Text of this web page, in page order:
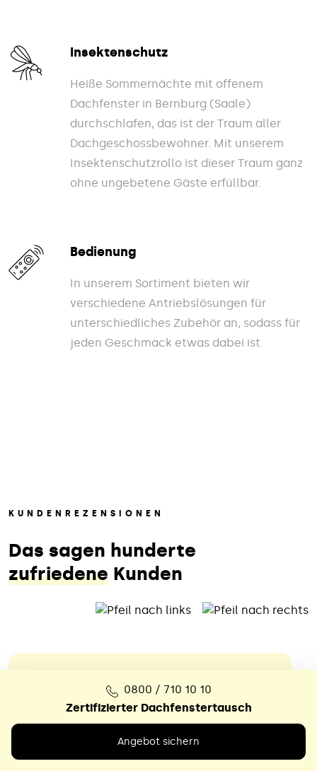
Insektenschutz
Heiße Sommernächte mit offenem
Dachfenster in Bernburg (Saale)
durchschlafen, das ist der Traum aller
Dachgeschossbewohner. Mit unserem
Insektenschutzrollo ist dieser Traum ganz
ohne ungebetene Gäste erfüllbar.
Bedienung
In unserem Sortiment bieten wir
verschiedene Antriebslösungen für
unterschiedliches Zubehör an, sodass für
jeden Geschmack etwas dabei ist.
KUNDENREZENSIONEN
Das sagen hunderte
zufriedene Kunden
Das war ein echter Glücksfall
Nach dem völlig überzogenen
Kostenvoranschlag eines örtlichen
0800 / 710 10 10
Zertifizierter Dachfenstertausch
Angebot sichern